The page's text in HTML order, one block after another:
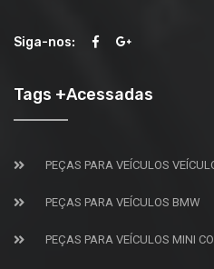
Siga-nos:
Tags +Acessadas
PEÇAS PARA VEÍCULOS
PEÇAS PARA VEÍCULOS BMW
PEÇAS PARA VEÍCULOS MINI